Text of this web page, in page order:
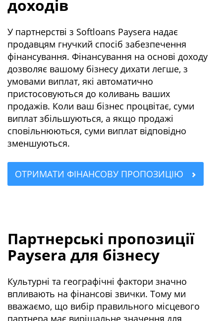
доходів
У партнерстві з Softloans Paysera надає
продавцям гнучкий спосіб забезпечення
фінансування. Фінансування на основі доходу
дозволяє вашому бізнесу дихати легше, з
умовами виплат, які автоматично
пристосовуються до коливань ваших
продажів. Коли ваш бізнес процвітає, суми
виплат збільшуються, а якщо продажі
сповільнюються, суми виплат відповідно
зменшуються.
ОТРИМАТИ ФІНАНСОВУ ПРОПОЗИЦІЮ
Партнерські пропозиції
Paysera для бізнесу
Культурні та географічні фактори значно
впливають на фінансові звички. Тому ми
вважаємо, що вибір правильного місцевого